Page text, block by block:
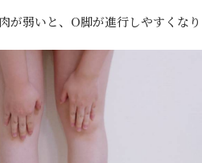
が弱いと、O脚が進行しやすくなり